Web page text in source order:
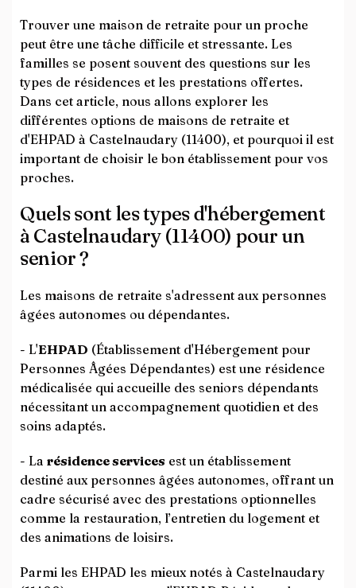
Trouver une maison de retraite pour un proche
peut être une tâche difficile et stressante. Les
familles se posent souvent des questions sur les
types de résidences et les prestations offertes.
Dans cet article, nous allons explorer les
différentes options de maisons de retraite et
d'EHPAD à Castelnaudary (11400), et pourquoi il est
important de choisir le bon établissement pour vos
proches.
Quels sont les types d'hébergement
à Castelnaudary (11400) pour un
senior ?
Les maisons de retraite s'adressent aux personnes
âgées autonomes ou dépendantes.
- L'EHPAD (Établissement d'Hébergement pour
Personnes Âgées Dépendantes) est une résidence
médicalisée qui accueille des seniors dépendants
nécessitant un accompagnement quotidien et des
soins adaptés.
- La résidence services est un établissement
destiné aux personnes âgées autonomes, offrant un
cadre sécurisé avec des prestations optionnelles
comme la restauration, l’entretien du logement et
des animations de loisirs.
Parmi les EHPAD les mieux notés à Castelnaudary